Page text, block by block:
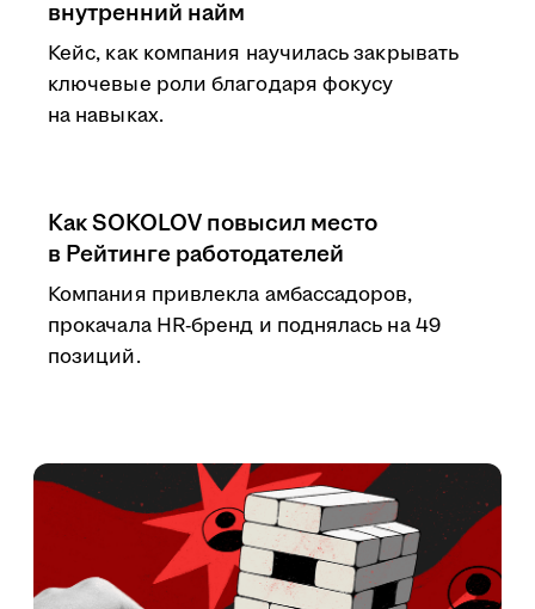
внутренний найм
Кейс, как компания научилась закрывать
ключевые роли благодаря фокусу
на навыках.
Как SOKOLOV повысил место
в Рейтинге работодателей
Компания привлекла амбассадоров,
прокачала HR-бренд и поднялась на 49
позиций.